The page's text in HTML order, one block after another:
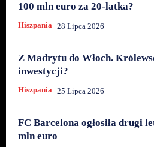
100 mln euro za 20-latka?
Hiszpania 28 Lipca 2026
Z Madrytu do Włoch.
inwestycji?
Hiszpania 25 Lipca 2026
FC Barcelona ogłosiła drugi
mln euro